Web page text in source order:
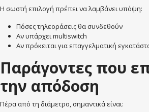
Η σωστή επιλογή πρέπει να λαμβάνει υπόψη:
Πόσες τηλεοράσεις θα συνδεθούν
Αν υπάρχει multiswitch
Αν πρόκειται για επαγγελματική
Παράγοντες που
την απόδοση
Πέρα από τη διάμετρο, σημαντικά είναι: